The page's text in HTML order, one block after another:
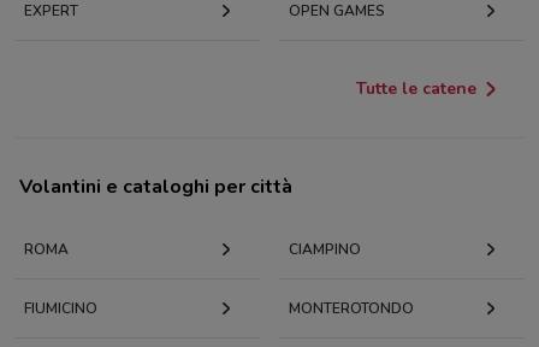
EXPERT OPEN GAMES
Tutte le catene
Volantini e cataloghi per città
ROMA CIAMPINO
FIUMICINO MONTEROTONDO